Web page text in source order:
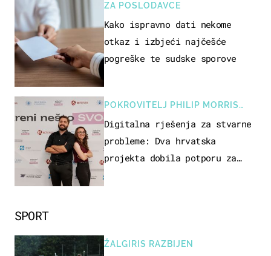
SPORT
ŽALGIRIS RAZBIJEN
ZA POSLODAVCE
Kako ispravno dati nekome
otkaz i izbjeći najčešće
pogreške te sudske sporove
POKROVITELJ PHILIP MORRIS
ZAGREB
Digitalna rješenja za stvarne
probleme: Dva hrvatska
projekta dobila potporu za